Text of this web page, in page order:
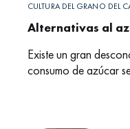
CULTURA DEL GRANO DEL
Alternativas al
Existe un gran
consumo de azúcar